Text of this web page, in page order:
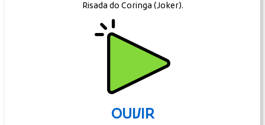
Risada do Coringa (Joker).
OUVIR